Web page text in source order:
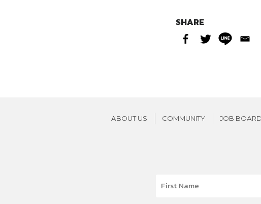
SHARE
ABOUT US COMMUNITY JOB BOARD